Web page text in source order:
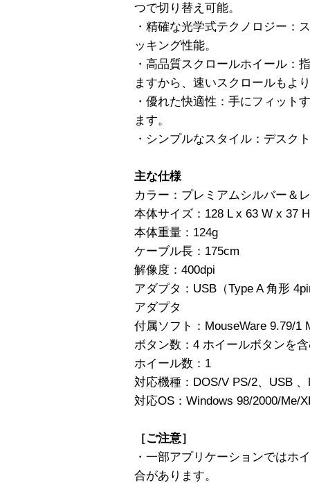
つで切り替え可能。
・精確な光学式テクノロジー：
ッキング性能。
・高品質スクロールホイール：
ますから、速いスクロールもよ
・優れた快適性：手にフィット
ます。
・シンプルなスタイル：デスク
主な仕様
カラー：プレミアムシルバー＆
本体サイズ：128 L x 63 W x 37
本体重量：124g
ケーブル長：175cm
解像度：400dpi
アダプタ：USB（Type A 角形
アダプタ
付属ソフト：MouseWare 9.79/1
ボタン数：4 ホイールボタンを
ホイール数：1
対応機種：DOS/V PS/2、USB
対応OS：Windows 98/2000/Me/
［ご注意］
・一部アプリケーションではホ
合があります。